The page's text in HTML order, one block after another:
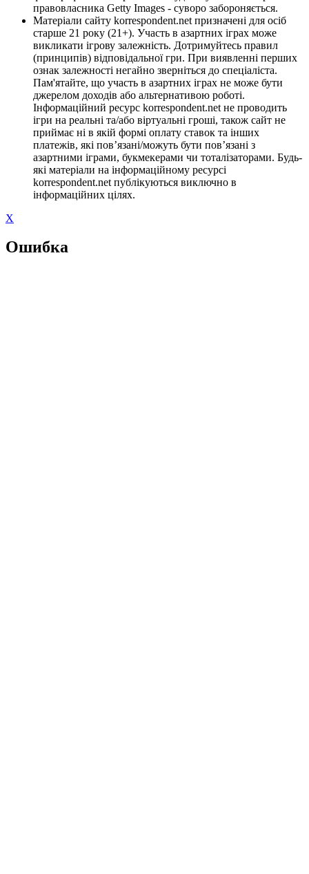
правовласника Getty Images - суворо забороняється.
Матеріали сайту korrespondent.net призначені для осіб
старше 21 року (21+). Участь в азартних іграх може
викликати ігрову залежність. Дотримуйтесь правил
(принципів) відповідальної гри. При виявленні перших
ознак залежності негайно зверніться до спеціаліста.
Пам'ятайте, що участь в азартних іграх не може бути
джерелом доходів або альтернативою роботі.
Інформаційний ресурс korrespondent.net не проводить
ігри на реальні та/або віртуальні гроші, також сайт не
приймає ні в якій формі оплату ставок та інших
платежів, які пов’язані/можуть бути пов’язані з
азартними іграми, букмекерами чи тоталізаторами. Будь-
які матеріали на інформаційному ресурсі
korrespondent.net публікуються виключно в
інформаційних цілях.
X
Ошибка